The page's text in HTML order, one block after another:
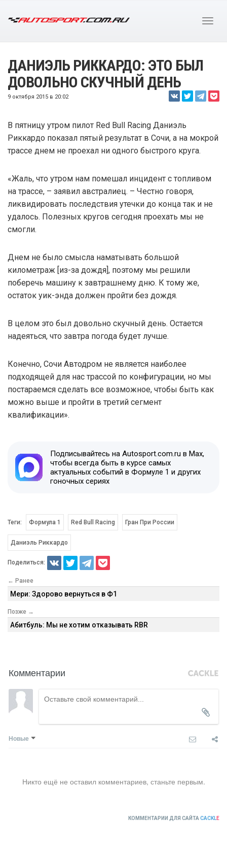
ДАНИЭЛЬ РИККАРДО: ЭТО БЫЛ
ДОВОЛЬНО СКУЧНЫЙ ДЕНЬ
9 октября 2015 в 20:02
В пятницу утром пилот Red Bull Racing Даниэль
Риккардо показал пятый результат в Сочи, а на мокрой
трассе днем не проехал ни одного быстрого круга.
«Жаль, что утром нам помешал инцидент с топливом
на трассе, – заявил австралиец. – Честно говоря,
ликвидировать последствия утечки до конца так и не
удалось. Полезных кругов сегодня проехать мы не
смогли.
Днем не было смысла наматывать большой
километраж [из-за дождя], поэтому мы решили
поберечь машину к завтрашнему дню. К тому же,
остаток уик-энда должен пройти без дождя.
В целом это был довольно скучный день. Остается
надеяться, что завтра погода будет лучше.
Конечно, Сочи Автодром не является наиболее
подходящей для нас трассой по конфигурации, но мы
постараемся сделать все возможное, чтобы быть как
можно выше и пройти в третий сегмент
квалификации».
Подписывайтесь на Autosport.com.ru в Max,
чтобы всегда быть в курсе самых
актуальных событий в Формуле 1 и других
гоночных сериях
Теги: Формула 1 Red Bull Racing Гран При России
Даниэль Риккардо
Поделиться:
← Ранее
Мери: Здорово вернуться в Ф1
Позже →
Абитбуль: Мы не хотим отказывать RBR
Комментарии
Новые
Никто ещё не оставил комментариев, станьте первым.
КОММЕНТАРИИ ДЛЯ САЙТА CACKLE